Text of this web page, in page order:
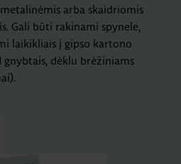
arba skaidriomis
Gali būti rakinami spynele,
laikikliais į gipso kartono
gnybtais, dėklu brėžiniams